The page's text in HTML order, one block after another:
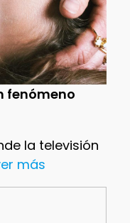
fenómeno
la televisión
más